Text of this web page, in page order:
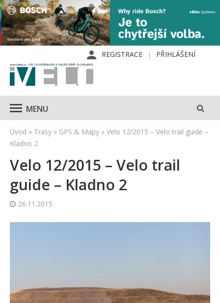
REGISTRACE PŘIHLÁŠENÍ
MENU
Úvod » Trasy » GPS & Mapy » Velo 12/2015 – Velo trail guide –
Kladno 2
Velo 12/2015 – Velo trail
guide – Kladno 2
26.11.2015